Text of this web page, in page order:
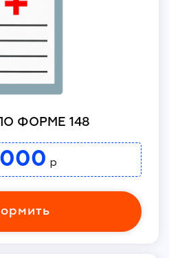
ФОРМЕ 148
р